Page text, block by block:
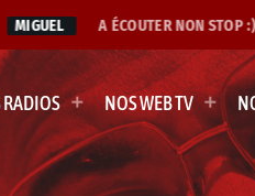
MIGUEL A ÉCOUTER NON STOP :)
RADIOS NOS WEB TV